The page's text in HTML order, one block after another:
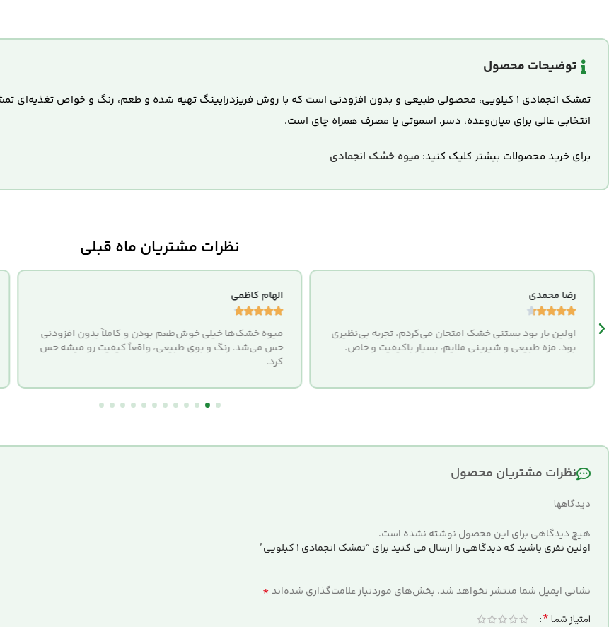
توضیحات محصول
تمشک انجمادی ۱ کیلویی، محصولی طبیعی و بدون افزودنی است که با روش فریزدرایینگ تهیه شده و طعم، رنگ و خواص
انتخابی عالی برای میان‌وعده، دسر، اسموتی یا مصرف همراه چای است.
برای خرید محصولات بیشتر کلیک کنید: میوه خشک انجمادی
نظرات مشتریان ماه قبلی
رضا محمدی





اولین بار بود بستنی خشک امتحان می‌کردم، تجربه بی‌نظیری
بود. مزه طبیعی و شیرینی ملایم، بسیار باکیفیت و خاص.
الهام کاظمی





میوه خشک‌ها خیلی خوش‌طعم بودن و کاملاً بدون افزودنی
حس می‌شد. رنگ و بوی طبیعی، واقعاً کیفیت رو میشه حس
کرد.
نظرات مشتریان محصول
دیدگاهها
هیچ دیدگاهی برای این محصول نوشته نشده است.
اولین نفری باشید که دیدگاهی را ارسال می کنید برای “تمشک انجمادی 1 کیلویی”
نشانی ایمیل شما منتشر نخواهد شد. بخش‌های موردنیاز علامت‌گذاری شده‌اند*
امتیاز شما*